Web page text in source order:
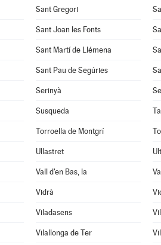
Sant Gregori
Sant Joan les Fonts
Sant Martí de Llémena
Sant Pau de Segúries
Serinyà
Susqueda
Torroella de Montgrí
Ullastret
Vall d'en Bas, la
Vidrà
Viladasens
Vilallonga de Ter